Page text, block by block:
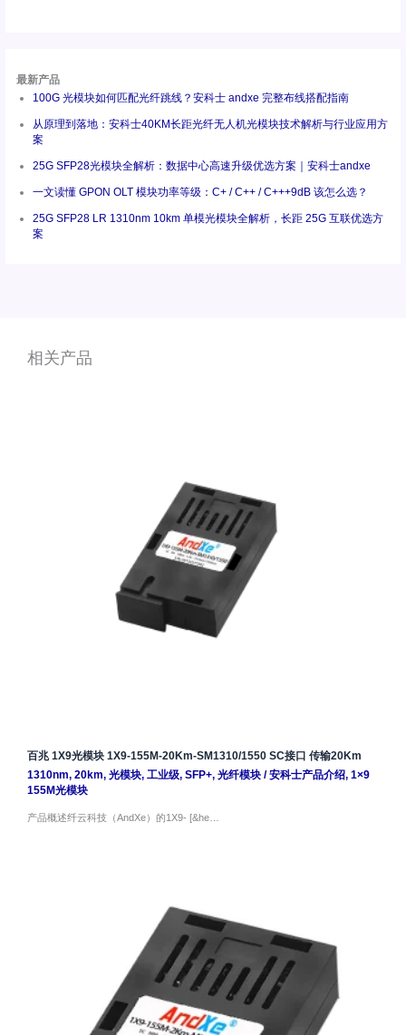
最新产品
100G 光模块如何匹配光纤跳线？安科士 andxe 完整布线搭配指南
从原理到落地：安科士40KM长距光纤无人机光模块技术解析与行业应用方
案
25G SFP28光模块全解析：数据中心高速升级优选方案｜安科士andxe
一文读懂 GPON OLT 模块功率等级：C+ / C++ / C+++9dB 该怎么选？
25G SFP28 LR 1310nm 10km 单模光模块全解析，长距 25G 互联优选方
案
相关产品
百兆 1X9光模块 1X9-155M-20Km-SM1310/1550 SC接口 传输20Km
1310nm, 20km, 光模块, 工业级, SFP+, 光纤模块/安科士产品介绍, 1×9
155M光模块
产品概述纤云科技（AndXe）的1X9- [&he…